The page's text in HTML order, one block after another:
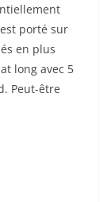
porté sur
en plus
long avec 5
Peut-être